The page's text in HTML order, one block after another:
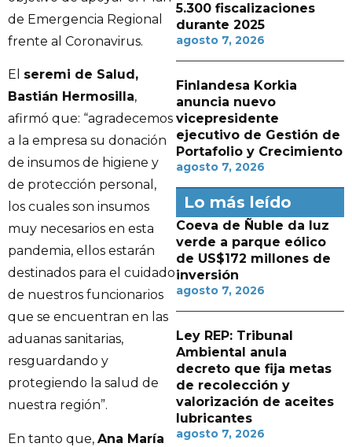
de Emergencia Regional
frente al Coronavirus.
El seremi de Salud,
Bastián Hermosilla,
afirmó que: “agradecemos
a la empresa su donación
de insumos de higiene y
de protección personal,
los cuales son insumos
muy necesarios en esta
pandemia, ellos estarán
destinados para el cuidado
de nuestros funcionarios
que se encuentran en las
aduanas sanitarias,
resguardando y
protegiendo la salud de
nuestra región”.
En tanto que, Ana María
5.300 fiscalizaciones
durante 2025
agosto 7, 2026
Finlandesa Korkia
anuncia nuevo
vicepresidente
ejecutivo de Gestión de
Portafolio y Crecimiento
agosto 7, 2026
Lo más leído
Coeva de Ñuble da luz
verde a parque eólico
de US$172 millones de
inversión
agosto 7, 2026
Ley REP: Tribunal
Ambiental anula
decreto que fija metas
de recolección y
valorización de aceites
lubricantes
agosto 7, 2026